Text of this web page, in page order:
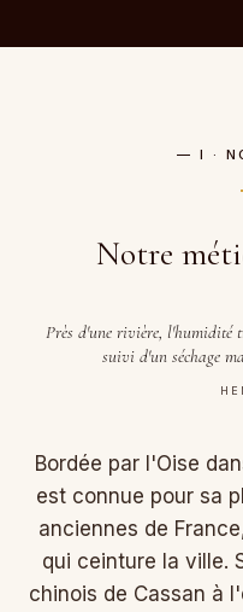
— I ·
Notre
Près d'une rivière,
suivi d'un séchage
Bordée par l'Oise
est connue pour sa
anciennes de
qui ceinture la ville.
chinois de Cassan à